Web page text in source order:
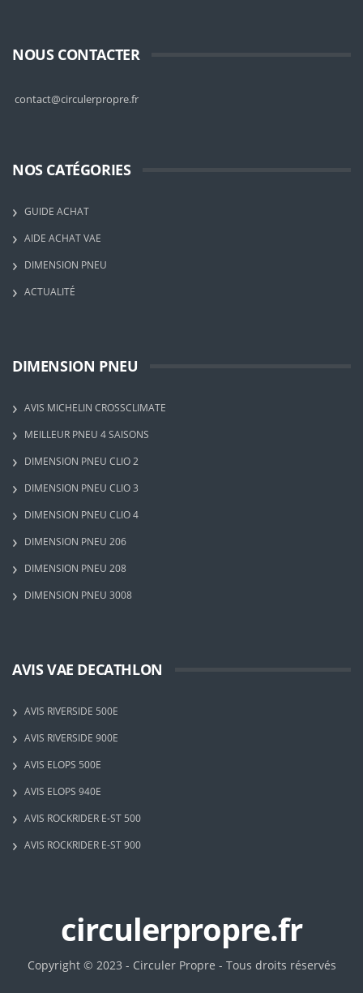
NOUS CONTACTER
contact@circulerpropre.fr
NOS CATÉGORIES
GUIDE ACHAT
AIDE ACHAT VAE
DIMENSION PNEU
ACTUALITÉ
DIMENSION PNEU
AVIS MICHELIN CROSSCLIMATE
MEILLEUR PNEU 4 SAISONS
DIMENSION PNEU CLIO 2
DIMENSION PNEU CLIO 3
DIMENSION PNEU CLIO 4
DIMENSION PNEU 206
DIMENSION PNEU 208
DIMENSION PNEU 3008
AVIS VAE DECATHLON
AVIS RIVERSIDE 500E
AVIS RIVERSIDE 900E
AVIS ELOPS 500E
AVIS ELOPS 940E
AVIS ROCKRIDER E-ST 500
AVIS ROCKRIDER E-ST 900
circulerpropre.fr
Copyright © 2023 - Circuler Propre - Tous droits réservés